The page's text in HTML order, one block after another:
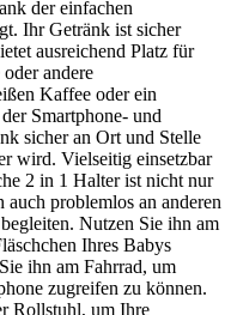
der einfachen
Ihr Getränk ist sicher
ausreichend Platz für
andere
Kaffee oder ein
Smartphone- und
sicher an Ort und Stelle
wird. Vielseitig einsetzbar
2 in 1 Halter ist nicht nur
problemlos an anderen
Nutzen Sie ihn am
Ihres Babys
ihn am Fahrrad, um
zugreifen zu können.
Rollstuhl, um Ihre